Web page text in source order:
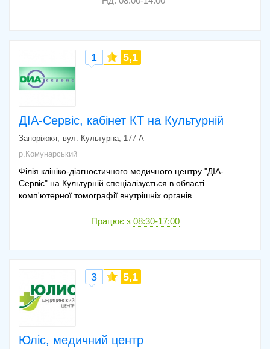
ДІА-Сервіс, кабінет КТ на Культурній
1 5,1
Запоріжжя
вул. Культурна, 177 А
р.Комунарський
Філія клініко-діагностичного медичного центру "ДІА-
Сервіс" на Культурній спеціалізується в області
комп'ютерної томографії внутрішніх органів.
Працює з 08:30-17:00
Юліс, медичний центр
3 5,1